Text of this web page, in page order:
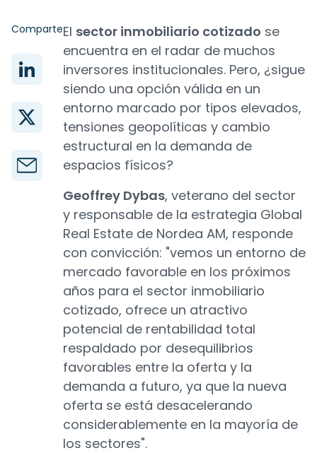
ComparteEl sector inmobiliario cotizado se
encuentra en el radar de muchos
inversores institucionales. Pero, ¿sigue
siendo una opción válida en un
entorno marcado por tipos elevados,
tensiones geopolíticas y cambio
estructural en la demanda de
espacios físicos?
Geoffrey Dybas, veterano del sector
y responsable de la estrategia Global
Real Estate de Nordea AM, responde
con convicción: "vemos un entorno de
mercado favorable en los próximos
años para el sector inmobiliario
cotizado, ofrece un atractivo
potencial de rentabilidad total
respaldado por desequilibrios
favorables entre la oferta y la
demanda a futuro, ya que la nueva
oferta se está desacelerando
considerablemente en la mayoría de
los sectores".